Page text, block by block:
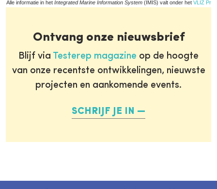
Alle informatie in het Integrated Marine Information System (IMIS) valt onder het VLIZ
Ontvang onze nieuwsbrief
Blijf via Testerep magazine op de hoogte
van onze recentste ontwikkelingen, nieuwste
projecten en aankomende events.
SCHRIJF JE IN